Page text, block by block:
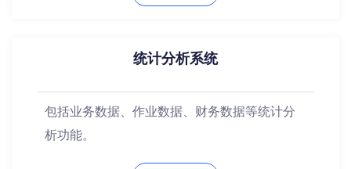
统计分析系统
包括业务数据、作业数据、财务数据等统计分
析功能。